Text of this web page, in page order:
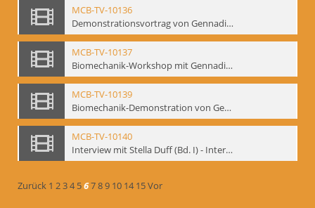
MCB-TV-10136
Demonstrationsvortrag von Gennadij Bogdanow, Frankfurt a.M., 1992 - Interne Signatur: BM-vid-51
MCB-TV-10137
Biomechanik-Workshop mit Gennadij Bogdanow, Mime Centrum Berlin, Oktober 1992 - Interne Signatur: BM-vid-53
MCB-TV-10139
Biomechanik-Demonstration von Gennadij Bogdanow im Filmtheater am Friedrichshain, Oktober 1992 - Interne Signatur: BM-vid-56
MCB-TV-10140
Interview mit Stella Duff (Bd. I) - Interne Signatur: BM-vid-57
Zurück 1 234 56789 10 14 15Vor